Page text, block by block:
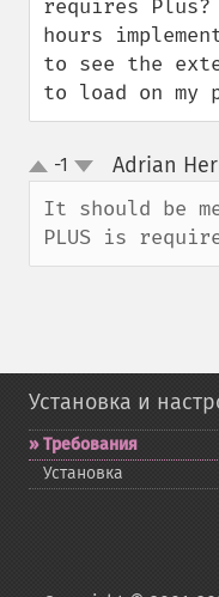
requires
hours
to see the
to load on my
up
down
-1 Adrian
It should be
PLUS is
Установка и
Требования
Установка